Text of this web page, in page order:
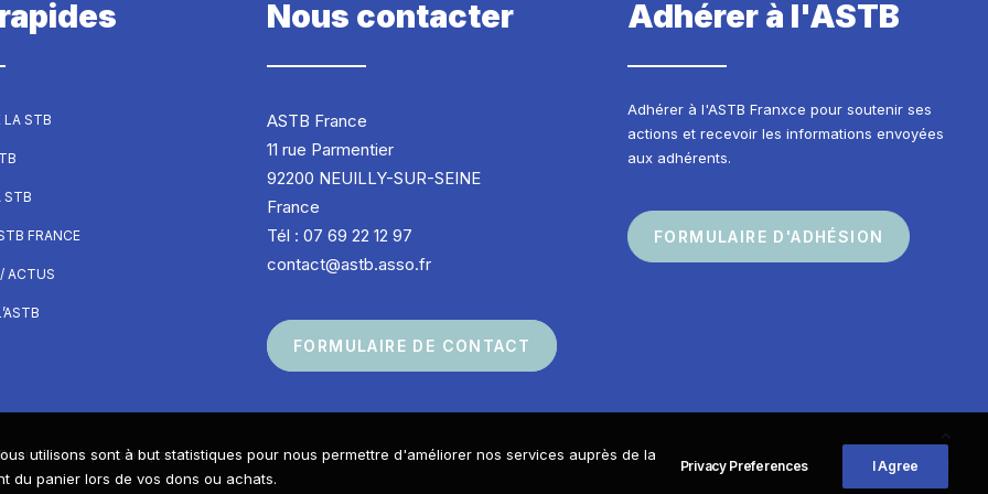
LA STB
STB
FRANCE
ACTUS
Nous contacter
ASTB France
11 rue Parmentier
92200 NEUILLY-SUR-SEINE
France
Tél : 07 69 22 12 97
contact@astb.asso.fr
FORMULAIRE DE CONTACT
Adhérer à l'ASTB
Adhérer à l'ASTB Franxce pour soutenir ses
actions et recevoir les informations envoyées
aux adhérents.
FORMULAIRE D'ADHÉSION
avec passion par
utilisons sont à but statistiques pour nous permettre d'améliorer nos services auprès de la
du panier lors de vos dons ou achats.
Privacy Preferences I Agree